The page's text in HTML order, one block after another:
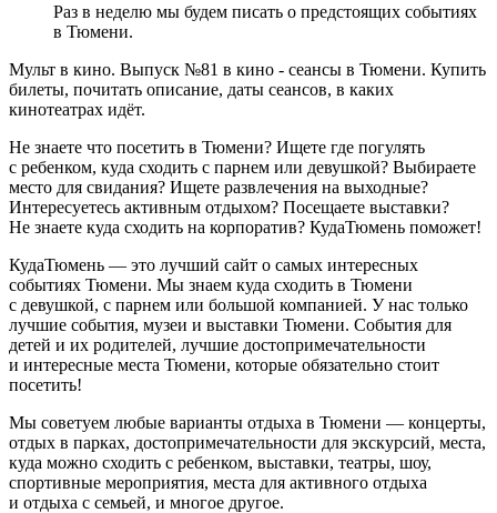
Раз в неделю мы будем писать о предстоящих событиях
в Тюмени.
Мульт в кино. Выпуск №81 в кино - сеансы в Тюмени. Купить
билеты, почитать описание, даты сеансов, в каких
кинотеатрах идёт.
Не знаете что посетить в Тюмени? Ищете где погулять
с ребенком, куда сходить с парнем или девушкой? Выбираете
место для свидания? Ищете развлечения на выходные?
Интересуетесь активным отдыхом? Посещаете выставки?
Не знаете куда сходить на корпоратив? КудаТюмень поможет!
КудаТюмень — это лучший сайт о самых интересных
событиях Тюмени. Мы знаем куда сходить в Тюмени
с девушкой, с парнем или большой компанией. У нас только
лучшие события, музеи и выставки Тюмени. События для
детей и их родителей, лучшие достопримечательности
и интересные места Тюмени, которые обязательно стоит
посетить!
Мы советуем любые варианты отдыха в Тюмени — концерты,
отдых в парках, достопримечательности для экскурсий, места,
куда можно сходить с ребенком, выставки, театры, шоу,
спортивные мероприятия, места для активного отдыха
и отдыха с семьей, и многое другое.